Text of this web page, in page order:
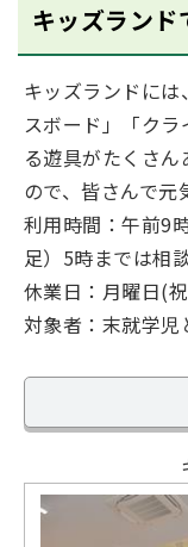
キッズランド
キッズランドに
スボード」「ク
る遊具がたくさ
ので、皆さんで元
利用時間：午前9
足）5時までは相
休業日：月曜日(
対象者：末就学児